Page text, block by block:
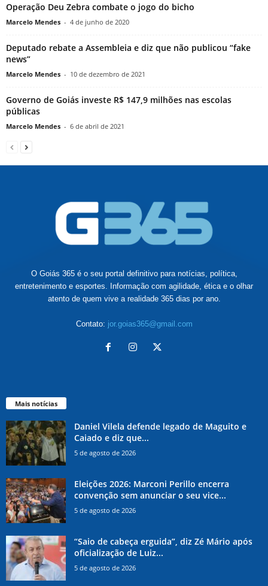
Operação Deu Zebra combate o jogo do bicho
Marcelo Mendes - 4 de junho de 2020
Deputado rebate a Assembleia e diz que não publicou “fake
news”
Marcelo Mendes - 10 de dezembro de 2021
Governo de Goiás investe R$ 147,9 milhões nas escolas
públicas
Marcelo Mendes - 6 de abril de 2021
O Goiás 365 é o seu portal definitivo para notícias, política,
entretenimento e esportes. Informação com agilidade, ética e o olhar
atento de quem vive a realidade 365 dias por ano.
Contato: jor.goias365@gmail.com
Mais notícias
Daniel Vilela defende legado de Maguito e
Caiado e diz que...
5 de agosto de 2026
Eleições 2026: Marconi Perillo encerra
convenção sem anunciar o seu vice...
5 de agosto de 2026
“Saio de cabeça erguida”, diz Zé Mário após
oficialização de Luiz...
5 de agosto de 2026